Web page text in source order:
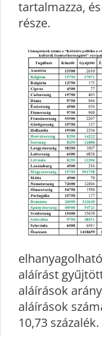
tartalmazza,
része.
aláírást
aláírások
aláírások
10,73 százalék.